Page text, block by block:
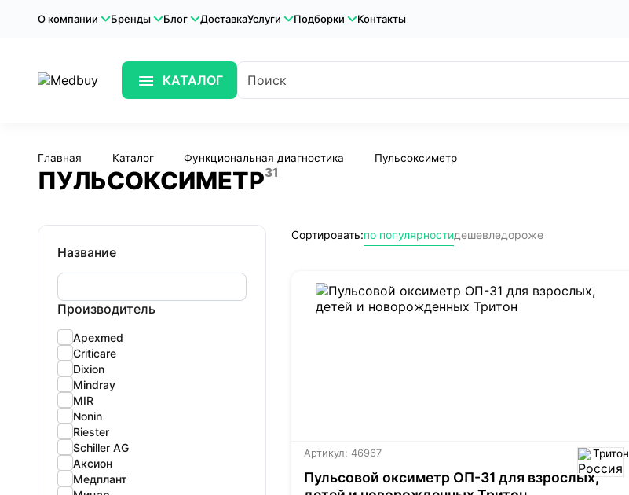
О компании Бренды Блог ДоставкаУслуги Подборки Контакты
КАТАЛОГ
Главная Каталог Функциональная диагностика Пульсоксиметр
ПУЛЬСОКСИМЕТР31
Сортировать:по популярностидешевледороже
Название
Производитель
Apexmed
Criticare
Dixion
Mindray
MIR
Nonin
Riester
Schiller AG
Аксион
Медплант
Артикул: 46967 Тритон
Пульсовой оксиметр ОП-31 для взрослых,